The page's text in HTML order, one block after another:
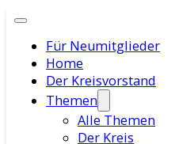
Für Neumitglieder
Home
Der Kreisvorstand
Themen
Alle Themen
Der Kreis